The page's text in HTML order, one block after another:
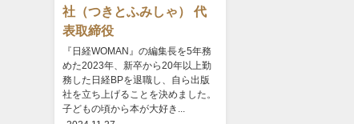
社（つきとふみしゃ） 代
表取締役
『日経WOMAN』の編集長を5年務
めた2023年、新卒から20年以上勤
務した日経BPを退職し、自ら出版
社を立ち上げることを決めました。
子どもの頃から本が大好き...